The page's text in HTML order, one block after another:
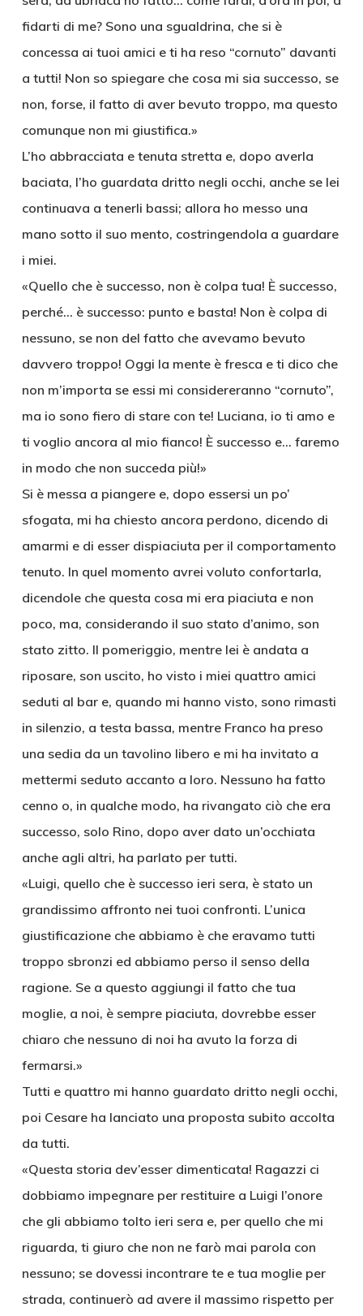
fidarti di me? Sono una sgualdrina, che si è
concessa ai tuoi amici e ti ha reso “cornuto” davanti
a tutti! Non so spiegare che cosa mi sia successo, se
non, forse, il fatto di aver bevuto troppo, ma questo
comunque non mi giustifica.»
L’ho abbracciata e tenuta stretta e, dopo averla
baciata, l’ho guardata dritto negli occhi, anche se lei
continuava a tenerli bassi; allora ho messo una
mano sotto il suo mento, costringendola a guardare
i miei.
«Quello che è successo, non è colpa tua! È successo,
perché… è successo: punto e basta! Non è colpa di
nessuno, se non del fatto che avevamo bevuto
davvero troppo! Oggi la mente è fresca e ti dico che
non m’importa se essi mi considereranno “cornuto”,
ma io sono fiero di stare con te! Luciana, io ti amo e
ti voglio ancora al mio fianco! È successo e… faremo
in modo che non succeda più!»
Si è messa a piangere e, dopo essersi un po’
sfogata, mi ha chiesto ancora perdono, dicendo di
amarmi e di esser dispiaciuta per il comportamento
tenuto. In quel momento avrei voluto confortarla,
dicendole che questa cosa mi era piaciuta e non
poco, ma, considerando il suo stato d’animo, son
stato zitto. Il pomeriggio, mentre lei è andata a
riposare, son uscito, ho visto i miei quattro amici
seduti al bar e, quando mi hanno visto, sono rimasti
in silenzio, a testa bassa, mentre Franco ha preso
una sedia da un tavolino libero e mi ha invitato a
mettermi seduto accanto a loro. Nessuno ha fatto
cenno o, in qualche modo, ha rivangato ciò che era
successo, solo Rino, dopo aver dato un’occhiata
anche agli altri, ha parlato per tutti.
«Luigi, quello che è successo ieri sera, è stato un
grandissimo affronto nei tuoi confronti. L’unica
giustificazione che abbiamo è che eravamo tutti
troppo sbronzi ed abbiamo perso il senso della
ragione. Se a questo aggiungi il fatto che tua
moglie, a noi, è sempre piaciuta, dovrebbe esser
chiaro che nessuno di noi ha avuto la forza di
fermarsi.»
Tutti e quattro mi hanno guardato dritto negli occhi,
poi Cesare ha lanciato una proposta subito accolta
da tutti.
«Questa storia dev’esser dimenticata! Ragazzi ci
dobbiamo impegnare per restituire a Luigi l’onore
che gli abbiamo tolto ieri sera e, per quello che mi
riguarda, ti giuro che non ne farò mai parola con
nessuno; se dovessi incontrare te e tua moglie per
strada, continuerò ad avere il massimo rispetto per